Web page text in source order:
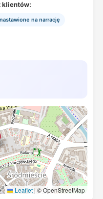
klientów:
na narrację
Leaflet | © OpenStreetMap